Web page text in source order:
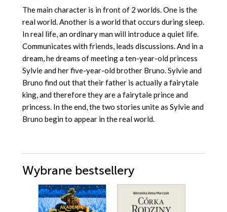
The main character is in front of 2 worlds. One is the
real world. Another is a world that occurs during sleep.
In real life, an ordinary man will introduce a quiet life.
Communicates with friends, leads discussions. And in a
dream, he dreams of meeting a ten-year-old princess
Sylvie and her five-year-old brother Bruno. Sylvie and
Bruno find out that their father is actually a fairytale
king, and therefore they are a fairytale prince and
princess. In the end, the two stories unite as Sylvie and
Bruno begin to appear in the real world.
Wybrane bestsellery